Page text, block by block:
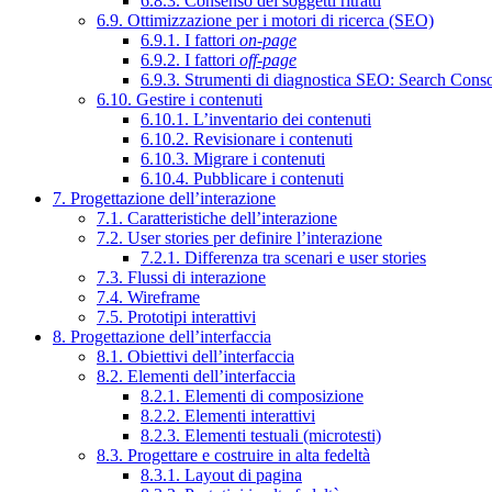
6.9. Ottimizzazione per i motori di ricerca (SEO)
6.9.1. I fattori on-page
6.9.2. I fattori off-page
6.9.3. Strumenti di diagnostica SEO: Search
6.10. Gestire i contenuti
6.10.1. L’inventario dei contenuti
6.10.2. Revisionare i contenuti
6.10.3. Migrare i contenuti
6.10.4. Pubblicare i contenuti
7. Progettazione dell’interazione
7.1. Caratteristiche dell’interazione
7.2. User stories per definire l’interazione
7.2.1. Differenza tra scenari e user stories
7.3. Flussi di interazione
7.4. Wireframe
7.5. Prototipi interattivi
8. Progettazione dell’interfaccia
8.1. Obiettivi dell’interfaccia
8.2. Elementi dell’interfaccia
8.2.1. Elementi di composizione
8.2.2. Elementi interattivi
8.2.3. Elementi testuali (microtesti)
8.3. Progettare e costruire in alta fedeltà
8.3.1. Layout di pagina